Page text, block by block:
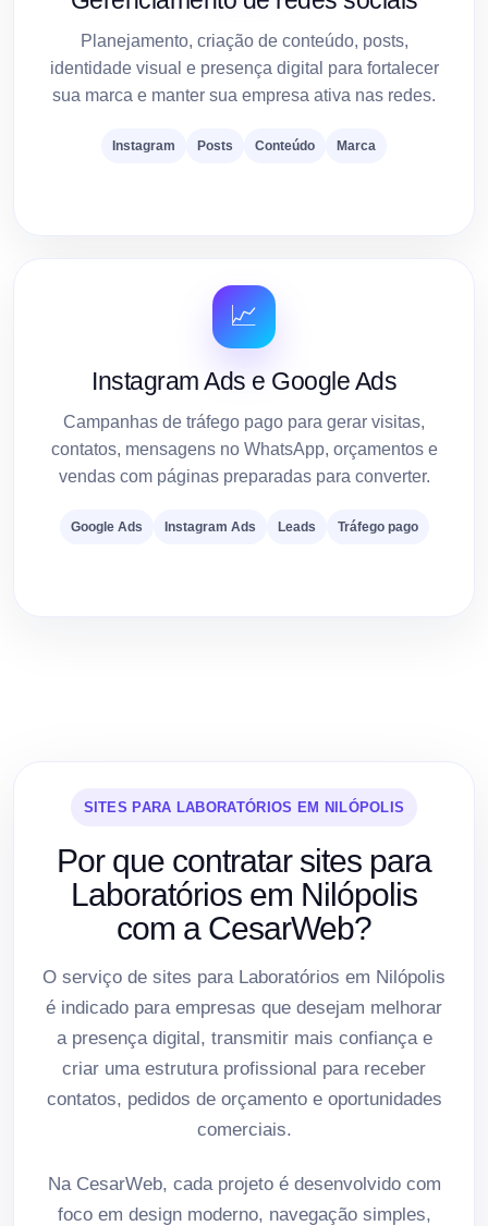
Planejamento, criação de conteúdo, posts,
identidade visual e presença digital para fortalecer
sua marca e manter sua empresa ativa nas redes.
Instagram Posts Conteúdo Marca
📈
Instagram Ads e Google Ads
Campanhas de tráfego pago para gerar visitas,
contatos, mensagens no WhatsApp, orçamentos e
vendas com páginas preparadas para converter.
Google Ads Instagram Ads Leads Tráfego pago
SITES PARA LABORATÓRIOS EM NILÓPOLIS
Por que contratar sites para
Laboratórios em Nilópolis
com a CesarWeb?
O serviço de sites para Laboratórios em Nilópolis
é indicado para empresas que desejam melhorar
a presença digital, transmitir mais confiança e
criar uma estrutura profissional para receber
contatos, pedidos de orçamento e oportunidades
comerciais.
Na CesarWeb, cada projeto é desenvolvido com
foco em design moderno, navegação simples,